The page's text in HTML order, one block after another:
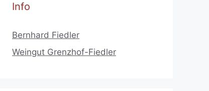
Info
Bernhard Fiedler
Weingut Grenzhof-Fiedler